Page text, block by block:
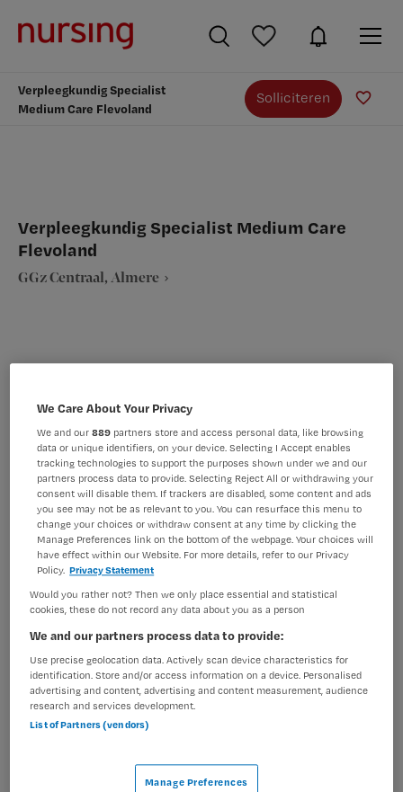
Verpleegkundig Specialist
Medium Care Flevoland
Solliciteren
Verpleegkundig Specialist Medium Care
Flevoland
GGz Centraal, Almere
Verpleegkunde
BRANCHE
(Groeps)praktijk
AANSTELLING
Vaste aanstelling
PLAATSINGSDATUM
12 juni 2024
NIVEAU
HBO
ERVARING
Ervaren
DIENSTVERBAND
Vacature niet beschikbaar
Deze vacature Verpleegkundig Specialist Medium Care
Flevoland bij GGz Centraal is niet meer actueel.
Hieronder staan enkele vergelijkbare vacatures die voor
u wellicht interessant zijn.
We Care About Your Privacy
We and our889 partners store and access personal data, like browsing
data or unique identifiers, on your device. Selecting I Accept enables
tracking technologies to support the purposes shown under we and our
partners process data to provide. Selecting Reject All or withdrawing your
consent will disable them. If trackers are disabled, some content and ads
you see may not be as relevant to you. You can resurface this menu to
change your choices or withdraw consent at any time by clicking the
Manage Preferences link on the bottom of the webpage. Your choices will
have effect within our Website. For more details, refer to our Privacy
Policy. Privacy Statement
Would you rather not? Then we only place essential and statistical
cookies, these do not record any data about you as a person
We and our partners process data to provide:
Use precise geolocation data. Actively scan device characteristics for
identification. Store and/or access information on a device. Personalised
advertising and content, advertising and content measurement, audience
research and services development.
List of Partners (vendors)
Manage Preferences